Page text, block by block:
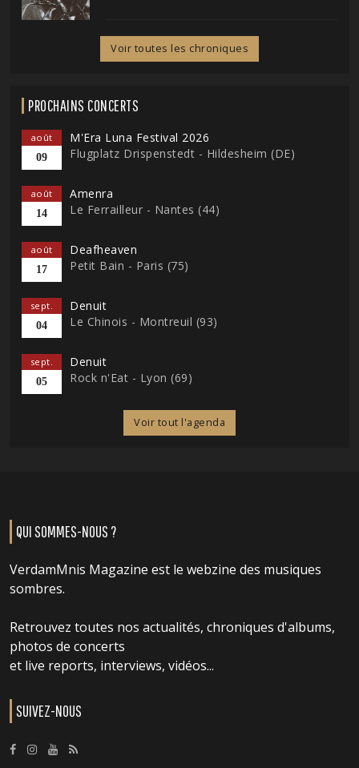
Voir toutes les chroniques
PROCHAINS CONCERTS
août
09
M'Era Luna Festival 2026
Flugplatz Drispenstedt - Hildesheim (DE)
août
14
Amenra
Le Ferrailleur - Nantes (44)
août
17
Deafheaven
Petit Bain - Paris (75)
sept.
04
Denuit
Le Chinois - Montreuil (93)
sept.
05
Denuit
Rock n'Eat - Lyon (69)
Voir tout l'agenda
QUI SOMMES-NOUS ?
VerdamMnis Magazine est le webzine des musiques
sombres.
Retrouvez toutes nos actualités, chroniques d'albums,
photos de concerts
et live reports, interviews, vidéos...
SUIVEZ-NOUS